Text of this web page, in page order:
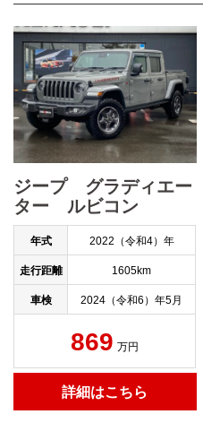
ジープ グラディエー
ター ルビコン
年式 2022（令和4）年
走行距離 1605km
車検 2024（令和6）年5月
869 万円
詳細はこちら